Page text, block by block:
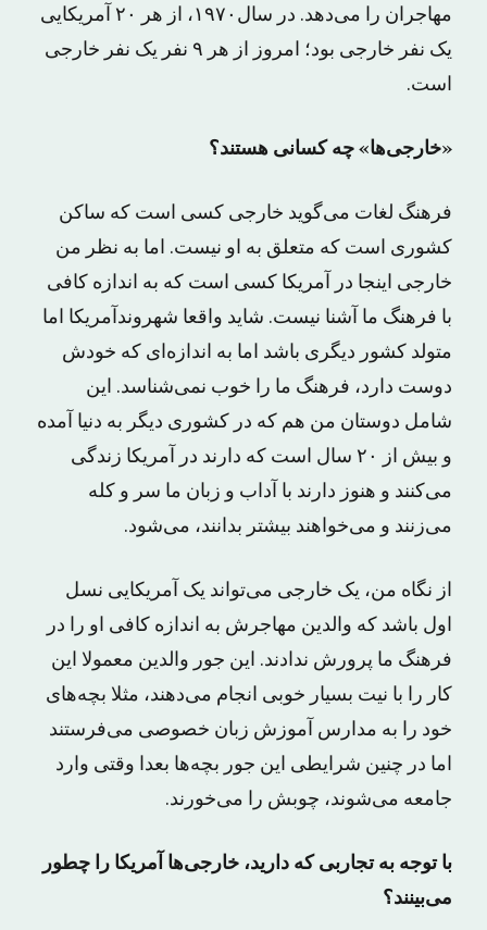
مهاجران را می‌دهد. در سال۱۹۷۰، از هر ۲۰ آمریکایی
یک نفر خارجی بود؛ امروز از هر ۹ نفر یک نفر خارجی
است.
«خارجی‌ها» چه کسانی هستند؟
فرهنگ لغات می‌گوید خارجی کسی است که ساکن
کشوری است که متعلق به او نیست. اما به نظر من
خارجی اینجا در آمریکا کسی است که به اندازه کافی
با فرهنگ ما آشنا نیست. شاید واقعا شهروندآمریکا اما
متولد کشور دیگری باشد اما به اندازه‌ای که خودش
دوست دارد، فرهنگ ما را خوب نمی‌شناسد. این
شامل دوستان من هم که در کشوری دیگر به دنیا آمده
و بیش از ۲۰ سال است که دارند در آمریکا زندگی
می‌کنند و هنوز دارند با آداب و زبان ما سر و کله
می‌زنند و می‌خواهند بیشتر بدانند، می‌شود.
از نگاه من، یک خارجی می‌تواند یک آمریکایی نسل
اول باشد که والدین مهاجرش به اندازه کافی او را در
فرهنگ ما پرورش ندادند. این جور والدین معمولا این
کار را با نیت بسیار خوبی انجام می‌دهند، مثلا بچه‌های
خود را به مدارس آموزش زبان خصوصی می‌فرستند
اما در چنین شرایطی این جور بچه‌ها بعدا وقتی وارد
جامعه می‌شوند، چوبش را می‌خورند.
با توجه به تجاربی که دارید، خارجی‌ها آمریکا را چطور
می‌بینند؟